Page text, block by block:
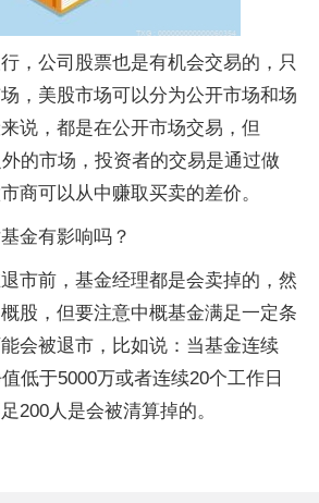
，公司股票也是有机会交易的，只
，美股市场可以分为公开市场和场
说，都是在公开市场交易，但
的市场，投资者的交易是通过做
商可以从中赚取买卖的差价。
金有影响吗？
市前，基金经理都是会卖掉的，然
股，但要注意中概基金满足一定条
会被退市，比如说：当基金连续
低于5000万或者连续20个工作日
200人是会被清算掉的。